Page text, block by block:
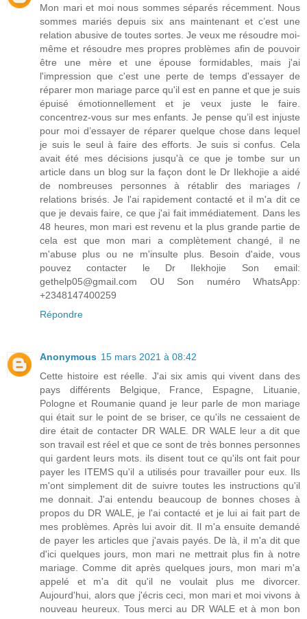
Mon mari et moi nous sommes séparés récemment. Nous
sommes mariés depuis six ans maintenant et c’est une
relation abusive de toutes sortes. Je veux me résoudre moi-
même et résoudre mes propres problèmes afin de pouvoir
être une mère et une épouse formidables, mais j'ai
l'impression que c'est une perte de temps d'essayer de
réparer mon mariage parce qu'il est en panne et que je suis
épuisé émotionnellement et je veux juste le faire.
concentrez-vous sur mes enfants. Je pense qu’il est injuste
pour moi d’essayer de réparer quelque chose dans lequel
je suis le seul à faire des efforts. Je suis si confus. Cela
avait été mes décisions jusqu'à ce que je tombe sur un
article dans un blog sur la façon dont le Dr Ilekhojie a aidé
de nombreuses personnes à rétablir des mariages /
relations brisés. Je l'ai rapidement contacté et il m'a dit ce
que je devais faire, ce que j'ai fait immédiatement. Dans les
48 heures, mon mari est revenu et la plus grande partie de
cela est que mon mari a complètement changé, il ne
m'abuse plus ou ne m'insulte plus. Besoin d'aide, vous
pouvez contacter le Dr Ilekhojie Son email:
gethelp05@gmail.com OU Son numéro WhatsApp:
+2348147400259
Répondre
Anonymous 15 mars 2021 à 08:42
Cette histoire est réelle. J'ai six amis qui vivent dans des
pays différents Belgique, France, Espagne, Lituanie,
Pologne et Roumanie quand je leur parle de mon mariage
qui était sur le point de se briser, ce qu'ils ne cessaient de
dire était de contacter DR WALE. DR WALE leur a dit que
son travail est réel et que ce sont de très bonnes personnes
qui gardent leurs mots. ils disent tout ce qu'ils ont fait pour
payer les ITEMS qu'il a utilisés pour travailler pour eux. Ils
m'ont simplement dit de suivre toutes les instructions qu'il
me donnait. J'ai entendu beaucoup de bonnes choses à
propos du DR WALE, je l'ai contacté et je lui ai fait part de
mes problèmes. Après lui avoir dit. Il m'a ensuite demandé
de payer les articles que j'avais payés. De là, il m'a dit que
d'ici quelques jours, mon mari ne mettrait plus fin à notre
mariage. Comme dit après quelques jours, mon mari m'a
appelé et m'a dit qu'il ne voulait plus me divorcer.
Aujourd'hui, alors que j'écris ceci, mon mari et moi vivons à
nouveau heureux. Tous merci au DR WALE et à mon bon